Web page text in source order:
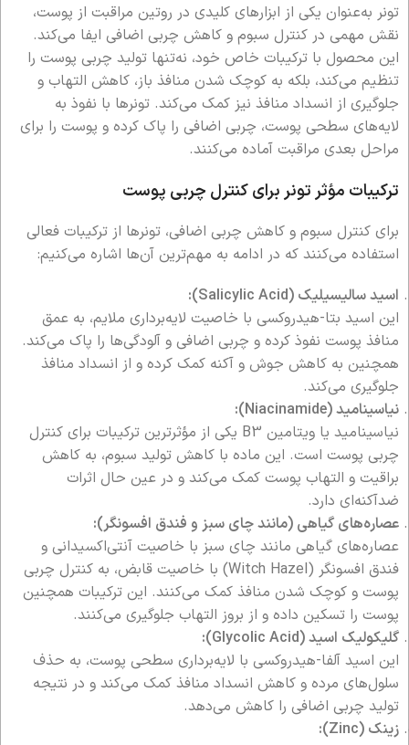
تونر به‌عنوان یکی از ابزارهای کلیدی در روتین مراقبت از پوست،
نقش مهمی در کنترل سبوم و کاهش چربی اضافی ایفا می‌کند.
این محصول با ترکیبات خاص خود، نه‌تنها تولید چربی پوست را
تنظیم می‌کند، بلکه به کوچک شدن منافذ باز، کاهش التهاب و
جلوگیری از انسداد منافذ نیز کمک می‌کند. تونرها با نفوذ به
لایه‌های سطحی پوست، چربی اضافی را پاک کرده و پوست را برای
مراحل بعدی مراقبت آماده می‌کنند.
ترکیبات مؤثر تونر برای کنترل چربی پوست
برای کنترل سبوم و کاهش چربی اضافی، تونرها از ترکیبات فعالی
استفاده می‌کنند که در ادامه به مهم‌ترین آن‌ها اشاره می‌کنیم:
اسید سالیسیلیک (Salicylic Acid):
این اسید بتا-هیدروکسی با خاصیت لایه‌برداری ملایم، به عمق
منافذ پوست نفوذ کرده و چربی اضافی و آلودگی‌ها را پاک می‌کند.
همچنین به کاهش جوش و آکنه کمک کرده و از انسداد منافذ
جلوگیری می‌کند.
نیاسینامید (Niacinamide):
نیاسینامید یا ویتامین B3 یکی از مؤثرترین ترکیبات برای کنترل
چربی پوست است. این ماده با کاهش تولید سبوم، به کاهش
براقیت و التهاب پوست کمک می‌کند و در عین حال اثرات
ضدآکنه‌ای دارد.
عصاره‌های گیاهی (مانند چای سبز و فندق افسونگر):
عصاره‌های گیاهی مانند چای سبز با خاصیت آنتی‌اکسیدانی و
فندق افسونگر (Witch Hazel) با خاصیت قابض، به کنترل چربی
پوست و کوچک شدن منافذ کمک می‌کنند. این ترکیبات همچنین
پوست را تسکین داده و از بروز التهاب جلوگیری می‌کنند.
گلیکولیک اسید (Glycolic Acid):
این اسید آلفا-هیدروکسی با لایه‌برداری سطحی پوست، به حذف
سلول‌های مرده و کاهش انسداد منافذ کمک می‌کند و در نتیجه
تولید چربی اضافی را کاهش می‌دهد.
زینک (Zinc):